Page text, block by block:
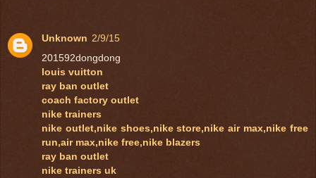
Unknown 2/9/15
201592dongdong
louis vuitton
ray ban outlet
coach factory outlet
nike trainers
nike outlet,nike shoes,nike store,nike air max,nike free
run,air max,nike free,nike blazers
ray ban outlet
nike trainers uk